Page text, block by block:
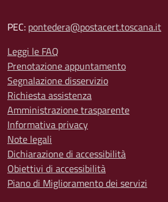
PEC: pontedera@postacert.toscana.it
Leggi le FAQ
Prenotazione appuntamento
Segnalazione disservizio
Richiesta assistenza
Amministrazione trasparente
Informativa privacy
Note legali
Dichiarazione di accessibilità
Obiettivi di accessibilità
Piano di Miglioramento dei servizi